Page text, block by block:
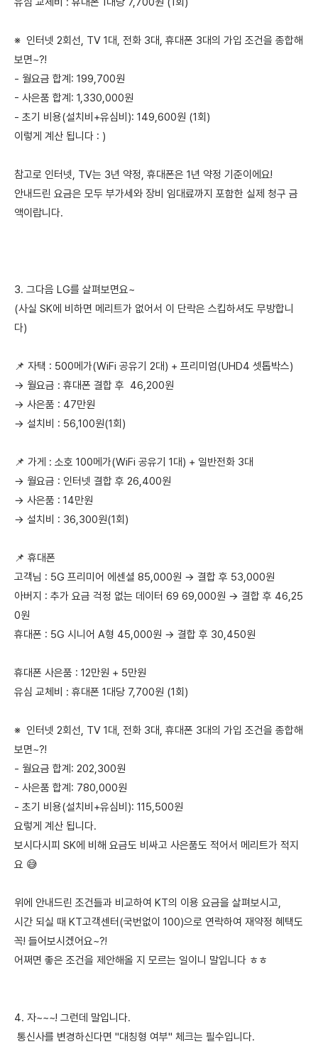
※ 인터넷 2회선, TV 1대, 전화 3대, 휴대폰 3대의 가입 조건을 종합해
보면~?!
- 월요금 합계: 199,700원
- 사은품 합계: 1,330,000원
- 초기 비용(설치비+유심비): 149,600원 (1회)
이렇게 계산 됩니다 : )
참고로 인터넷, TV는 3년 약정, 휴대폰은 1년 약정 기준이에요!
안내드린 요금은 모두 부가세와 장비 임대료까지 포함한 실제 청구 금
액이랍니다.
3. 그다음 LG를 살펴보면요~
(사실 SK에 비하면 메리트가 없어서 이 단락은 스킵하셔도 무방합니
다)
📌 자택 : 500메가(WiFi 공유기 2대) + 프리미엄(UHD4 셋톱박스)
→ 월요금 : 휴대폰 결합 후 46,200원
→ 사은품 : 47만원
→ 설치비 : 56,100원(1회)
📌 가게 : 소호 100메가(WiFi 공유기 1대) + 일반전화 3대
→ 월요금 : 인터넷 결합 후 26,400원
→ 사은품 : 14만원
→ 설치비 : 36,300원(1회)
📌 휴대폰
고객님 : 5G 프리미어 에센셜 85,000원 → 결합 후 53,000원
아버지 : 추가 요금 걱정 없는 데이터 69 69,000원 → 결합 후 46,25
0원
휴대폰 : 5G 시니어 A형 45,000원 → 결합 후 30,450원
휴대폰 사은품 : 12만원 + 5만원
유심 교체비 : 휴대폰 1대당 7,700원 (1회)
※ 인터넷 2회선, TV 1대, 전화 3대, 휴대폰 3대의 가입 조건을 종합해
보면~?!
- 월요금 합계: 202,300원
- 사은품 합계: 780,000원
- 초기 비용(설치비+유심비): 115,500원
요렇게 계산 됩니다.
보시다시피 SK에 비해 요금도 비싸고 사은품도 적어서 메리트가 적지
요 😅
위에 안내드린 조건들과 비교하여 KT의 이용 요금을 살펴보시고,
시간 되실 때 KT고객센터(국번없이 100)으로 연락하여 재약정 혜택도
꼭! 들어보시겠어요~?!
어쩌면 좋은 조건을 제안해올 지 모르는 일이니 말입니다 ㅎㅎ
4. 자~~~! 그런데 말입니다.
통신사를 변경하신다면 "대칭형 여부" 체크는 필수입니다.